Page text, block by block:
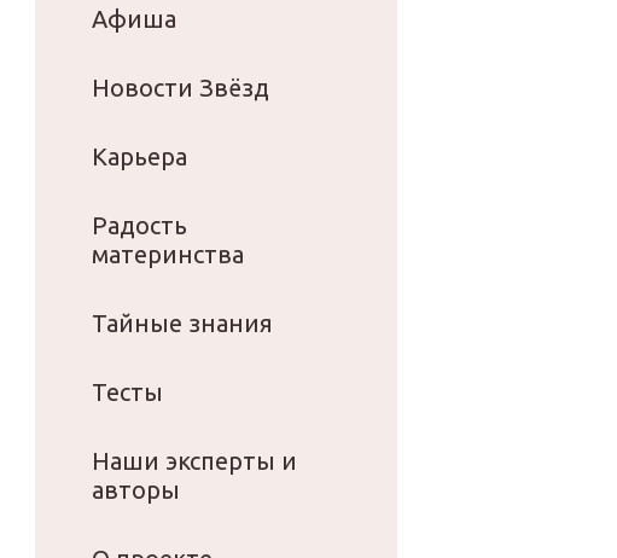
Афиша
Новости Звёзд
Карьера
Радость
материнства
Тайные знания
Тесты
Наши эксперты и
авторы